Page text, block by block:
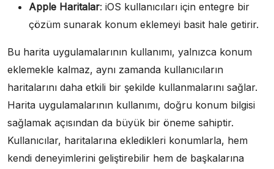
Apple Haritalar: iOS kullanıcıları için entegre bir
çözüm sunarak konum eklemeyi basit hale getirir.
Bu harita uygulamalarının kullanımı, yalnızca konum
eklemekle kalmaz, aynı zamanda kullanıcıların
haritalarını daha etkili bir şekilde kullanmalarını sağlar.
Harita uygulamalarının kullanımı, doğru konum bilgisi
sağlamak açısından da büyük bir öneme sahiptir.
Kullanıcılar, haritalarına ekledikleri konumlarla, hem
kendi deneyimlerini geliştirebilir hem de başkalarına